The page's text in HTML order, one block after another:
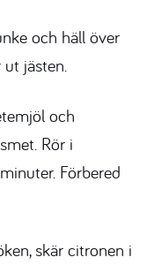
och häll över
jästen.
och
Rör i
Förbered
skär citronen i